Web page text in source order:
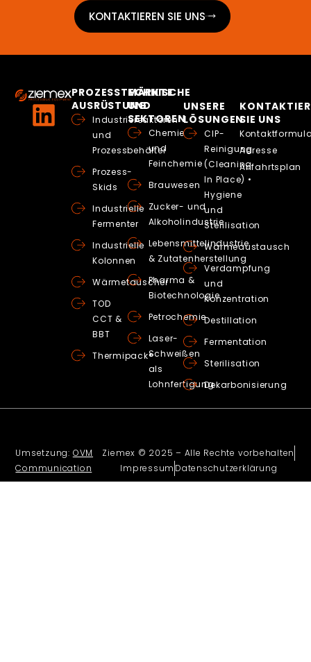
KONTAKTIEREN SIE UNS
PROZESSTECHNISCHE
AUSRÜSTUNG
Industriereaktoren
und
Prozessbehälter
Prozess-
Skids
Industrielle
Fermenter
Industrielle
Kolonnen
Wärmetauscher
TOD
CCT &
BBT
Thermipack®
MÄRKTE
UND
SEKTOREN
Chemie
und
Feinchemie
Brauwesen
Zucker- und
Alkoholindustrie
Lebensmittelindustrie
& Zutatenherstellung
Pharma &
Biotechnologie
Petrochemie
Laser-
Schweißen
als
Lohnfertigung
UNSERE
LÖSUNGEN
CIP-
Reinigung
(Cleaning
In Place) •
Hygiene
und
Sterilisation
Wärmeaustausch
Verdampfung
und
Konzentration
Destillation
Fermentation
Sterilisation
Dekarbonisierung
SIE UNS
Adresse
Anfahrtsplan
Umsetzung: OVM
Communication
Ziemex © 2025 – Alle Rechte vorbehalten
Impressum Datenschutzerklärung